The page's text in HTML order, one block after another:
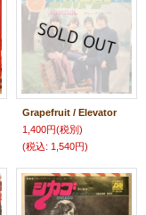
Grapefruit / Elevator
1,400円(税別)
(税込: 1,540円)